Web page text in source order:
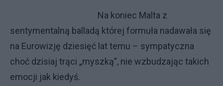
Na koniec Malta z
sentymentalną balladą której formuła nadawała się
na Eurowizję dziesięć lat temu – sympatyczna
choć dzisiaj trąci „myszką”, nie wzbudzając takich
emocji jak kiedyś.